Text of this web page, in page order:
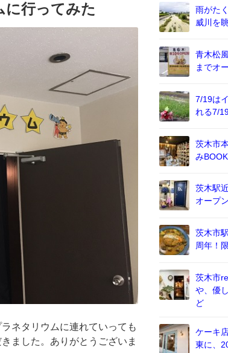
に行ってみた
ネタリウムに連れていっても
ました。ありがとうございま
雨がた
威川を
青木松
までオ
7/19は
れる7/
茨木市
み
茨木駅
オープ
茨木市
周年！
茨木市
や、優
ど
ケーキ
東に、